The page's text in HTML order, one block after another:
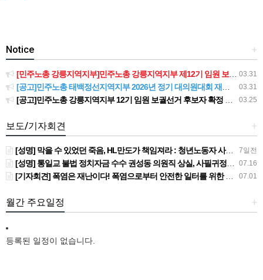
+
Notice
03.31
[민주노총 강릉지역지부]민주노총 강릉지역지부 제12기 임원 보궐선거결과 공고
03.31
[공고]민주노총 태백정선지역지부 2026년 정기 대의원대회 재소집 건
03.25
[공고]민주노총 강릉지역지부 12기 임원 보궐선거 후보자 확정 공고
+
보도/기자회견
7일전
[성명] 막을 수 있었던 죽음, HL만도가 책임져라 : 청년노동자 사망사고의 철저한 진상규명과 재발방지 대책 마련하라
07.16
[성명] 통일교 불법 정치자금 수수 권성동 의원직 상실, 사필귀정이다
07.01
[기자회견] 폭염은 재난이다! 폭염으로부터 안전한 일터를 위한 민주노총 강원지역본부 폭염감시단 선포 기자회견
+
월간 주요일정
등록된 일정이 없습니다.